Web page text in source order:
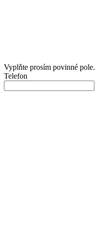
Vyplňte prosím povinné pole.
Telefon